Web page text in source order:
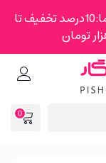
اولین هدیه ما به شما:10درصد تخفیف تا
0